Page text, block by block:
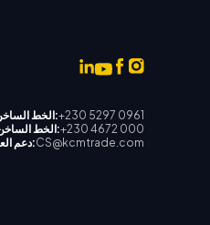
الخط الساخن الدولي:+230 5297 0961
الخط الساخن المحلي:+230 4672 000
دعم العملاء:CS@kcmtrade.com